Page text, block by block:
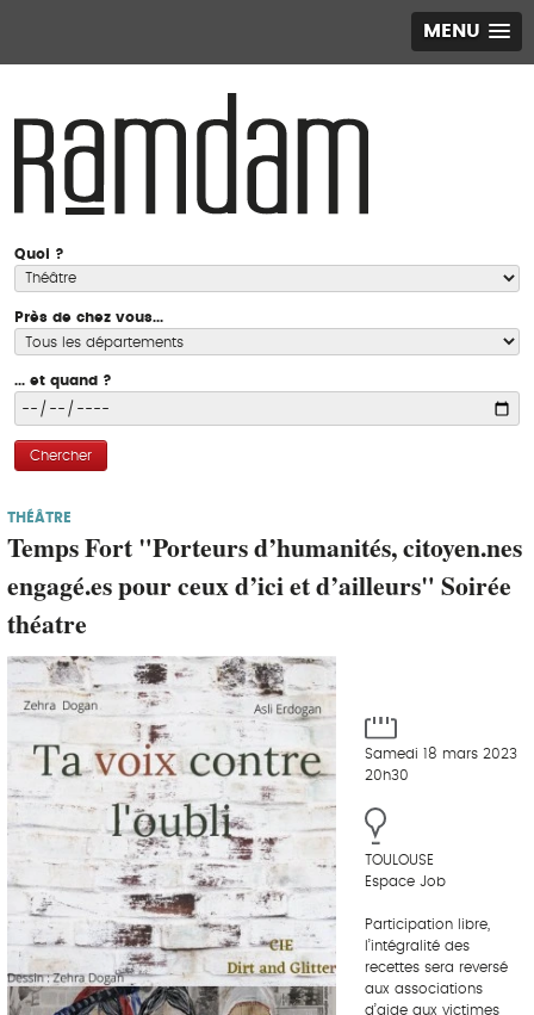
MENU
Quoi ?
Près de chez vous...
... et quand ?
Chercher
THÉÂTRE
Temps Fort "Porteurs d’humanités, citoyen.nes
engagé.es pour ceux d’ici et d’ailleurs" Soirée
théatre
Samedi 18 mars 2023
20h30
TOULOUSE
Espace Job
Participation libre,
l’intégralité des
recettes sera reversé
aux associations
d’aide aux victimes